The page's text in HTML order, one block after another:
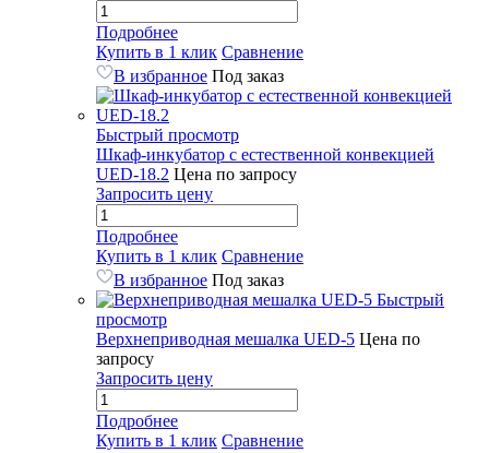
Подробнее
Купить в 1 клик Сравнение
В избранное Под заказ
Быстрый просмотр
Шкаф-инкубатор с естественной конвекцией
UED-18.2 Цена по запросу
Запросить цену
Подробнее
Купить в 1 клик Сравнение
В избранное Под заказ
Быстрый
просмотр
Верхнеприводная мешалка UED-5 Цена по
запросу
Запросить цену
Подробнее
Купить в 1 клик Сравнение